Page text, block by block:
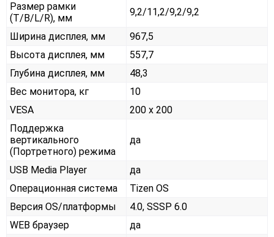
Размер рамки
(T/B/L/R), мм
9,2/11,2/9,2/9,2
Ширина дисплея, мм
967,5
Высота дисплея, мм
557,7
Глубина дисплея, мм
48,3
Вес монитора, кг
10
VESA
200 x 200
Поддержка
вертикального
(Портретного) режима
да
USB Media Player
да
Операционная система
Tizen OS
Версия OS/платформы
4.0, SSSP 6.0
WEB браузер
да